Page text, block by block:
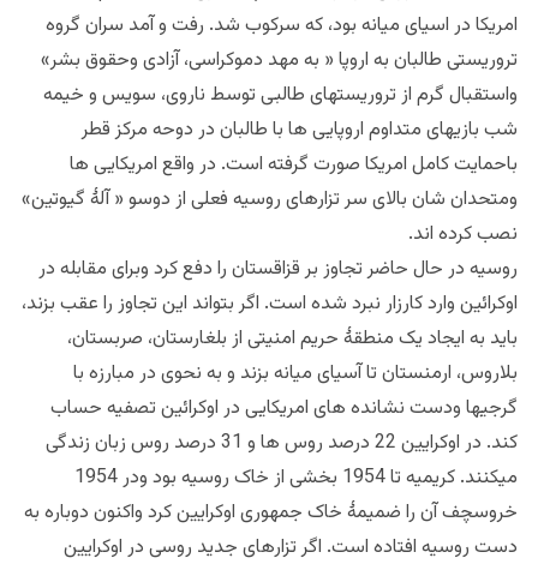
امریکا در اسیای میانه بود، که سرکوب شد. رفت و آمد سران گروه
تروریستی طالبان به اروپا « به مهد دموکراسی، آزادی وحقوق بشر»
واستقبال گرم از تروریستهای طالبی توسط ناروی، سویس و خیمه
شب بازیهای متداوم اروپایی ها با طالبان در دوحه مرکز قطر
باحمایت کامل امریکا صورت گرفته است. در واقع امریکایی ها
ومتحدان شان بالای سر تزارهای روسیه فعلی از دوسو « آلۀ گیوتین»
نصب کرده اند.
روسیه در حال حاضر تجاوز بر قزاقستان را دفع کرد وبرای مقابله در
اوکرائین وارد کارزار نبرد شده است. اگر بتواند این تجاوز را عقب بزند،
باید به ایجاد یک منطقۀ حریم امنیتی از بلغارستان، صربستان،
بلاروس، ارمنستان تا آسیای میانه بزند و به نحوی در مبارزه با
گرجیها ودست نشانده های امریکایی در اوکرائین تصفیه حساب
کند. در اوکرایین 22 درصد روس ها و 31 درصد روس زبان زندگی
میکنند. کریمیه تا 1954 بخشی از خاک روسیه بود ودر 1954
خروسچف آن را ضمیمۀ خاک جمهوری اوکرایین کرد واکنون دوباره به
دست روسیه افتاده است. اگر تزارهای جدید روسی در اوکرایین